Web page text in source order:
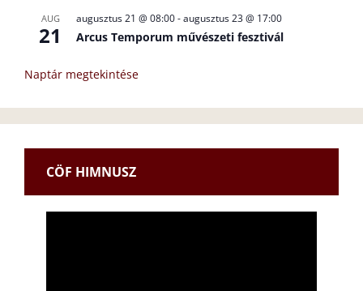
AUG
21
augusztus 21 @ 08:00-augusztus 23 @ 17:00
Arcus Temporum művészeti fesztivál
Naptár megtekintése
CÖF HIMNUSZ